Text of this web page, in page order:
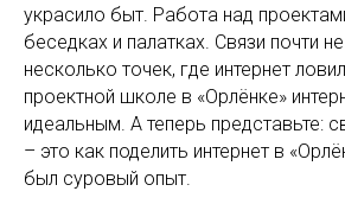
украсило быт. Работа над
беседках и палатках. Связи почти
несколько точек, где интернет
проектной школе в «Орлёнке»
идеальным. А теперь представьте:
– это как поделить интернет в
был суровый опыт.